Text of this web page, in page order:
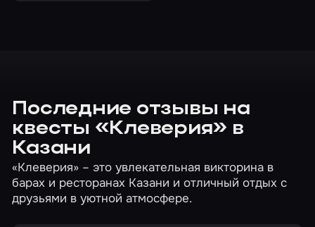
Последние отзывы на
квесты «Клеверия» в
Казани
«Клеверия» – это увлекательная викторина в
барах и ресторанах Казани и отличный отдых с
друзьями в уютной атмосфере.